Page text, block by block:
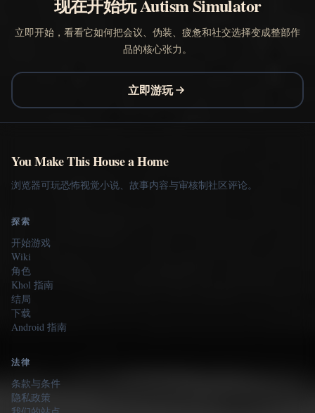
现在开始玩 Autism Simulator
立即开始，看看它如何把会议、伪装、疲惫和社交选择变成整部作
品的核心张力。
立即游玩
You Make This House a Home
浏览器可玩恐怖视觉小说、故事内容与审核制社区评论。
探索
开始游戏
Wiki
角色
Khol 指南
结局
下载
Android 指南
法律
条款与条件
隐私政策